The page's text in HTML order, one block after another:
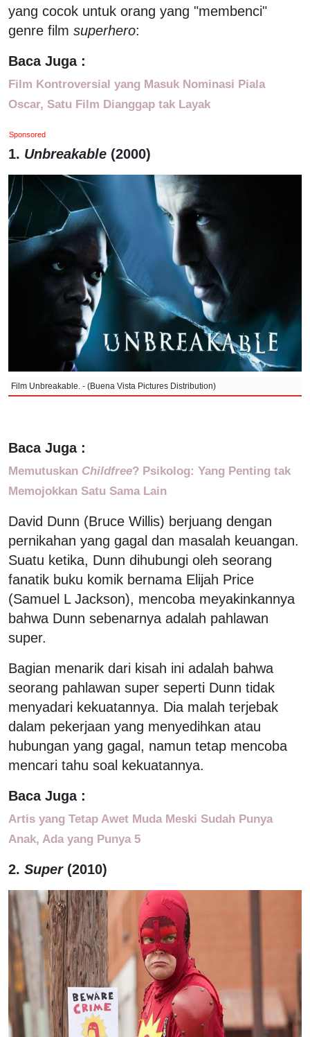
yang cocok untuk orang yang "membenci"
genre film superhero:
Baca Juga :
Film Kontroversial yang Masuk Nominasi Piala
Oscar, Satu Film Dianggap tak Layak
Sponsored
1. Unbreakable (2000)
Film Unbreakable. - (Buena Vista Pictures Distribution)
Baca Juga :
Memutuskan Childfree? Psikolog: Yang Penting tak
Memojokkan Satu Sama Lain
David Dunn (Bruce Willis) berjuang dengan
pernikahan yang gagal dan masalah keuangan.
Suatu ketika, Dunn dihubungi oleh seorang
fanatik buku komik bernama Elijah Price
(Samuel L Jackson), mencoba meyakinkannya
bahwa Dunn sebenarnya adalah pahlawan
super.
Bagian menarik dari kisah ini adalah bahwa
seorang pahlawan super seperti Dunn tidak
menyadari kekuatannya. Dia malah terjebak
dalam pekerjaan yang menyedihkan atau
hubungan yang gagal, namun tetap mencoba
mencari tahu soal kekuatannya.
Baca Juga :
Artis yang Tetap Awet Muda Meski Sudah Punya
Anak, Ada yang Punya 5
2. Super(2010)